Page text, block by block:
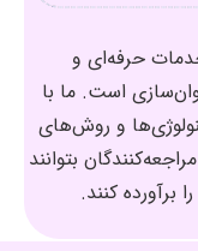
خدمات حرفه‌ای و
است. ما با
و روش‌های
بتوانند
برآورده کنند.